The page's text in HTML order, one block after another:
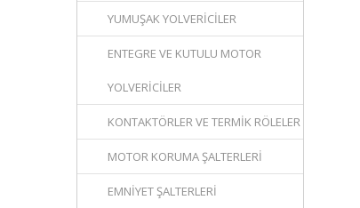
YUMUŞAK YOLVERICILER
ENTEGRE VE KUTULU MOTOR
YOLVERICILER
KONTAKTÖRLER VE TERMIK RÖLELER
MOTOR KORUMA ŞALTERLERI
EMNIYET ŞALTERLERI